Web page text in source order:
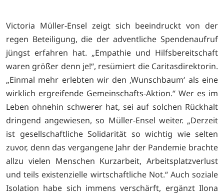
Victoria Müller-Ensel zeigt sich beeindruckt von der
regen Beteiligung, die der adventliche Spendenaufruf
jüngst erfahren hat. „Empathie und Hilfsbereitschaft
waren größer denn je!“, resümiert die Caritasdirektorin.
„Einmal mehr erlebten wir den ‚Wunschbaum‘ als eine
wirklich ergreifende Gemeinschafts-Aktion.“ Wer es im
Leben ohnehin schwerer hat, sei auf solchen Rückhalt
dringend angewiesen, so Müller-Ensel weiter. „Derzeit
ist gesellschaftliche Solidarität so wichtig wie selten
zuvor, denn das vergangene Jahr der Pandemie brachte
allzu vielen Menschen Kurzarbeit, Arbeitsplatzverlust
und teils existenzielle wirtschaftliche Not.“ Auch soziale
Isolation habe sich immens verschärft, ergänzt Ilona